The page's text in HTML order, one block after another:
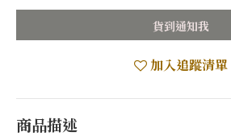
貨到通知我
加入追蹤清單
商品描述